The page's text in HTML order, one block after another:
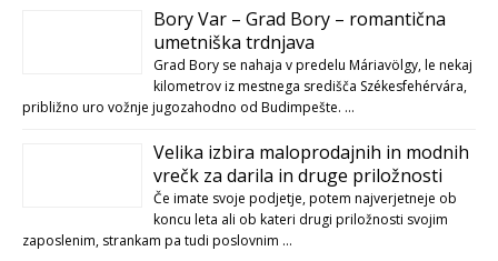
Bory Var – Grad Bory – romantična
umetniška trdnjava
Grad Bory se nahaja v predelu Máriavölgy, le nekaj
kilometrov iz mestnega središča Székesfehérvára,
približno uro vožnje jugozahodno od Budimpešte. …
Velika izbira maloprodajnih in modnih
vrečk za darila in druge priložnosti
Če imate svoje podjetje, potem najverjetneje ob
koncu leta ali ob kateri drugi priložnosti svojim
zaposlenim, strankam pa tudi poslovnim …